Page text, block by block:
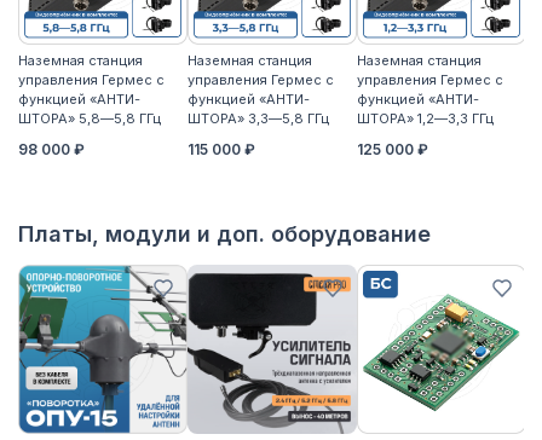
Наземная станция
управления Гермес с
функцией «АНТИ-
ШТОРА» 5,8—5,8 ГГц
98 000 ₽
Наземная станция
управления Гермес с
функцией «АНТИ-
ШТОРА» 3,3—5,8 ГГц
115 000 ₽
Наземная станция
управления Гермес с
функцией «АНТИ-
ШТОРА» 1,2—3,3 ГГц
125 000 ₽
Платы, модули и доп. оборудование